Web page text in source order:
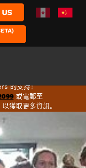
即報名！2024-25
即報名！
的支持！
或電郵至
以獲取更多資訊。